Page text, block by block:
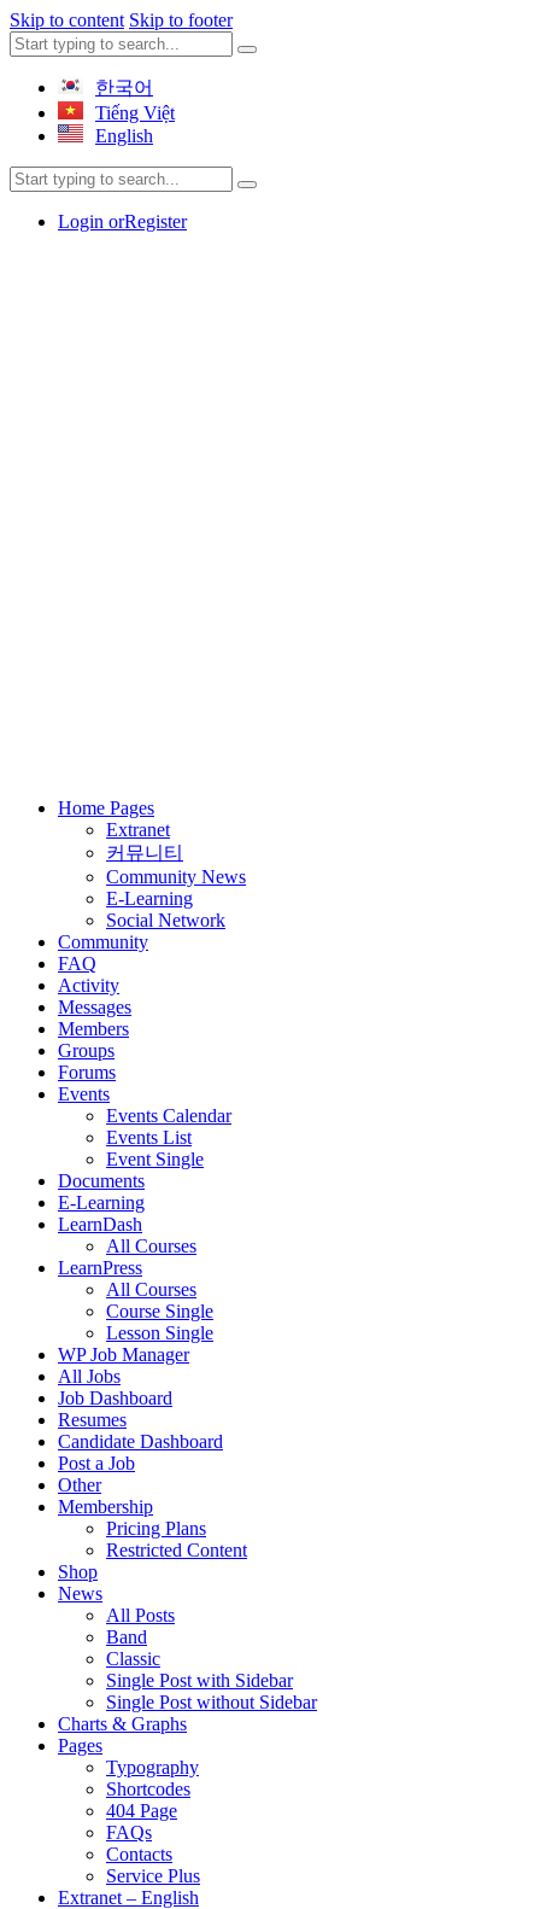
Skip to content Skip to footer
한국어
Tiếng Việt
English
Login orRegister
Home Pages
Extranet
커뮤니티
Community News
E-Learning
Social Network
Community
FAQ
Activity
Messages
Members
Groups
Forums
Events
Events Calendar
Events List
Event Single
Documents
E-Learning
LearnDash
All Courses
LearnPress
All Courses
Course Single
Lesson Single
WP Job Manager
All Jobs
Job Dashboard
Resumes
Candidate Dashboard
Post a Job
Other
Membership
Pricing Plans
Restricted Content
Shop
News
All Posts
Band
Classic
Single Post with Sidebar
Single Post without Sidebar
Charts & Graphs
Pages
Typography
Shortcodes
404 Page
FAQs
Contacts
Service Plus
Extranet – English